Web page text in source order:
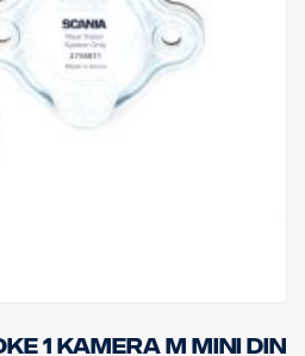
1 kamera M MINI DIN